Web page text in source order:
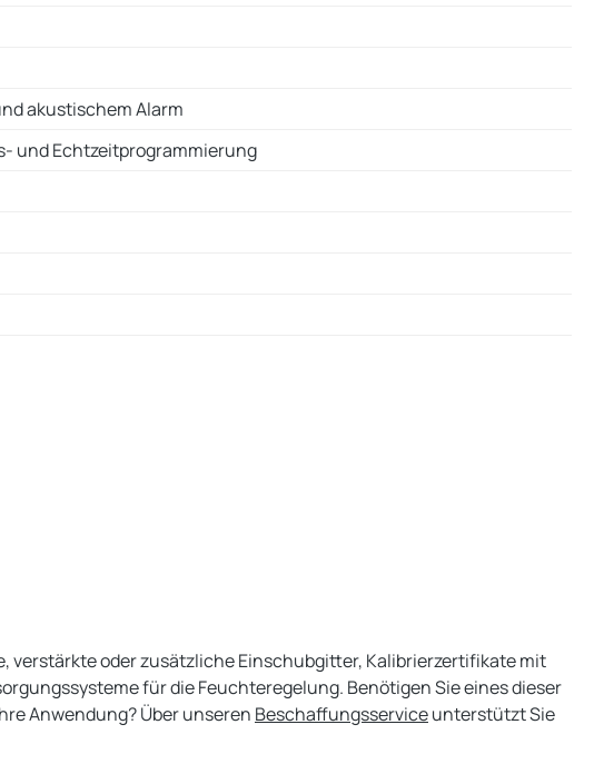
akustischem Alarm
und Echtzeitprogrammierung
verstärkte oder zusätzliche Einschubgitter, Kalibrierzertifikate mit
für die Feuchteregelung. Benötigen Sie eines dieser
Anwendung? Über unseren Beschaffungsserviceunterstützt Sie